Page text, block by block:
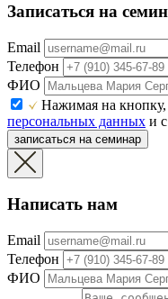
Записаться на
Email
Телефон
ФИО
Нажимая на кнопку,
персональных данных и с
записаться на семинар
Написать нам
Email
Телефон
ФИО